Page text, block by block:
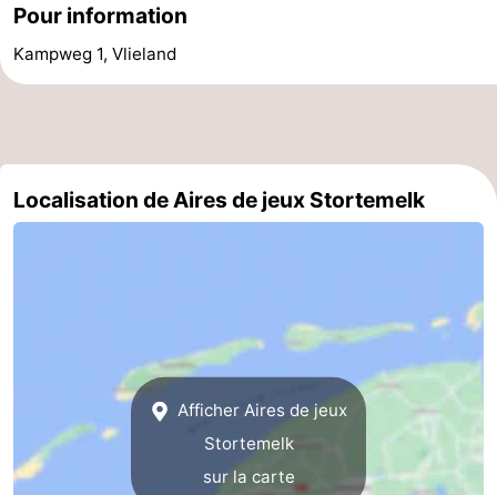
Forum
Stationnement
Saut
Leeuwarden
Îles
Pour information
Kampweg 1, Vlieland
Localisation de Aires de jeux Stortemelk
Afficher Aires de jeux
Stortemelk
sur la carte